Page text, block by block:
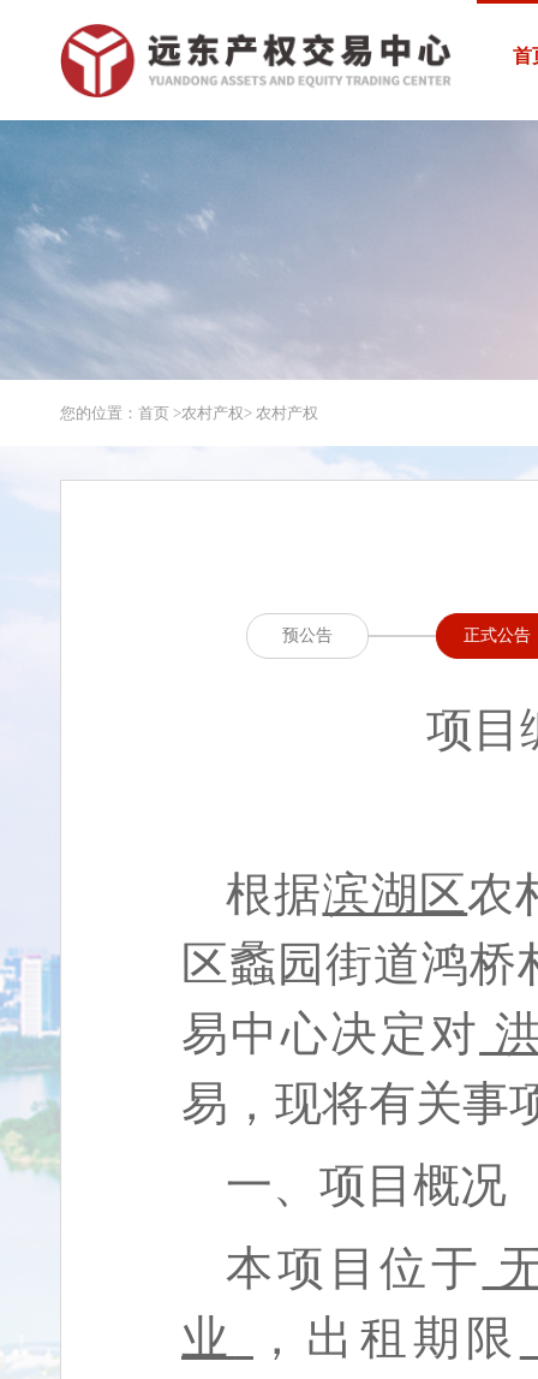
首
您的位置：首页 >农村产权> 农村产权
预公告 正式公告
项目
根据滨湖区农
区蠡园街道鸿
易中心决定对
易，现将有关事
一、项目概况
本项目位于
业
，出租期限